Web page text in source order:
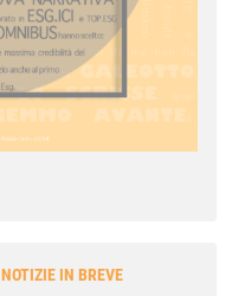
NOTIZIE IN BREVE